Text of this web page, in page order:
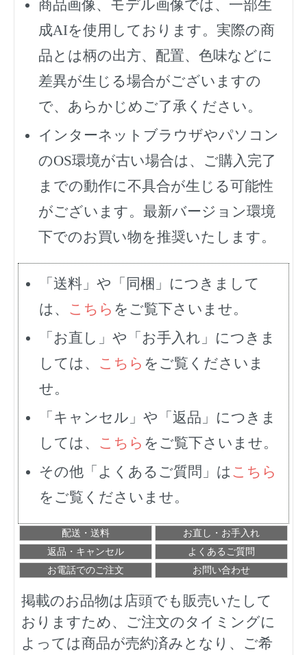
商品画像、モデル画像では、一部生
成AIを使用しております。実際の商
品とは柄の出方、配置、色味などに
差異が生じる場合がございますの
で、あらかじめご了承ください。
インターネットブラウザやパソコン
のOS環境が古い場合は、ご購入完了
までの動作に不具合が生じる可能性
がございます。最新バージョン環境
下でのお買い物を推奨いたします。
「送料」や「同梱」につきまして
は、 こちら をご覧下さいませ。
「お直し」や「お手入れ」につきま
しては、 こちら をご覧くださいま
せ。
「キャンセル」や「返品」につきま
しては、 こちら をご覧下さいませ。
その他「よくあるご質問」は こちら
をご覧くださいませ。
配送・送料
お直し・お手入れ
返品・キャンセル
よくあるご質問
お電話でのご注文
お問い合わせ
掲載のお品物は店頭でも販売いたして
おりますため、ご注文のタイミングに
よっては商品が売約済みとなり、ご希